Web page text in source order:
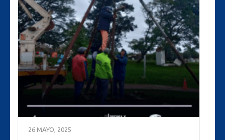
26 MAYO, 2025